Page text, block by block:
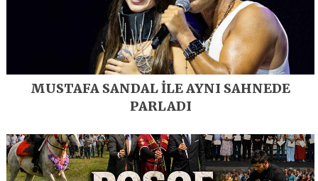
MUSTAFA SANDAL İLE AYNI SAHNEDE
PARLADI